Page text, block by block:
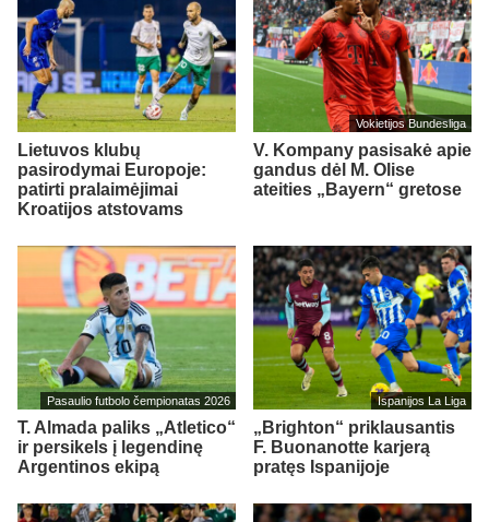
Lietuvos klubų
pasirodymai Europoje:
patirti pralaimėjimai
Kroatijos atstovams
Vokietijos Bundesliga
V. Kompany pasisakė apie
gandus dėl M. Olise
ateities „Bayern“ gretose
Pasaulio futbolo čempionatas 2026
T. Almada paliks „Atletico“
ir persikels į legendinę
Argentinos ekipą
Ispanijos La Liga
„Brighton“ priklausantis
F. Buonanotte karjerą
pratęs Ispanijoje